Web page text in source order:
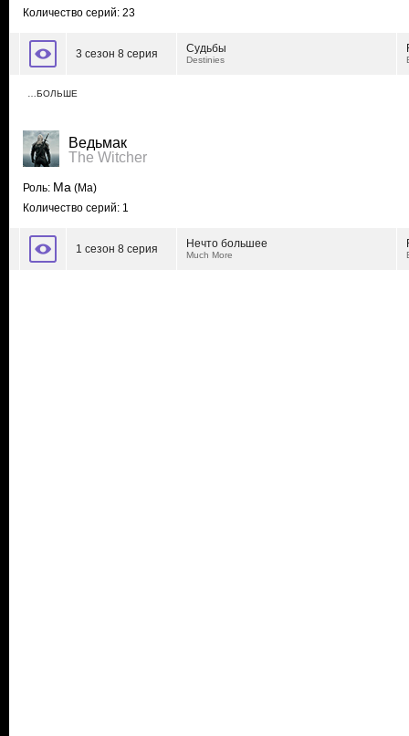
Количество серий: 23
3 сезон 8 серия Судьбы
Destinies
…БОЛЬШЕ
Ведьмак
The Witcher
Роль: Ма (Ma)
Количество серий: 1
1 сезон 8 серия Нечто большее
Much More